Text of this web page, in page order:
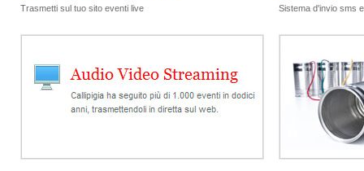
Trasmetti sul tuo sito eventi live Sistema d'invio sms